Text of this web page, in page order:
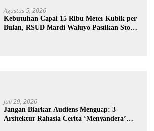
Agustus 5, 2026
Kebutuhan Capai 15 Ribu Meter Kubik per
Bulan, RSUD Mardi Waluyo Pastikan Stok
Juli 29, 2026
Jangan Biarkan Audiens Menguap: 3
Arsitektur Rahasia Cerita ‘Menyandera’